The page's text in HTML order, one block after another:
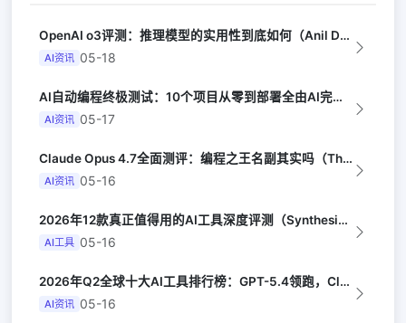
OpenAI o3评测：推理模型的实用性到底如何（Anil Dash）
AI资讯 05-18
AI自动编程终极测试：10个项目从零到部署全由AI完成（Y Combinator...
AI资讯 05-17
Claude Opus 4.7全面测评：编程之王名副其实吗（The Verge）
AI资讯 05-16
2026年12款真正值得用的AI工具深度评测（Synthesia评选）
AI工具 05-16
2026年Q2全球十大AI工具排行榜：GPT-5.4领跑，Claude Opus...
AI资讯 05-16